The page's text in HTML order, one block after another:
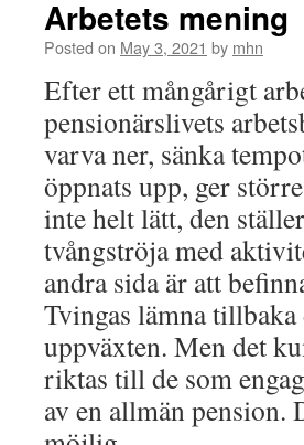
Arbetets mening
Posted on May 3, 2021 by mhn
Efter ett mångårigt
pensionärslivets
varva ner, sänka
öppnats upp, ger
inte helt lätt, den
tvångströja med
andra sida är att
Tvingas lämna
uppväxten. Men det
riktas till de som
av en allmän